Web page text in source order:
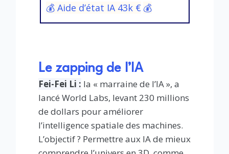
💰 Aide d’état IA 43k € 💰
Le zapping de l’IA
Fei-Fei Li : la « marraine de l’IA », a
lancé World Labs, levant 230 millions
de dollars pour améliorer
l’intelligence spatiale des machines.
L’objectif ? Permettre aux IA de mieux